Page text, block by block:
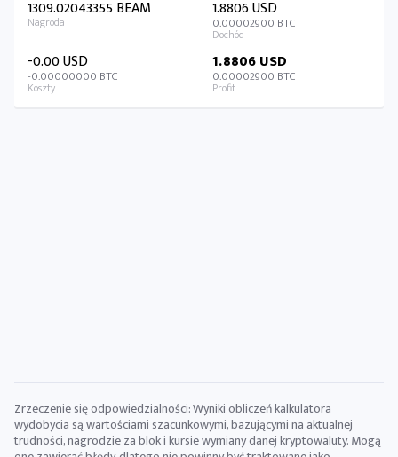
1309.02043355 BEAM
1.8806 USD
0.00002900 BTC
-0.00 USD
-0.00000000 BTC
1.8806 USD
0.00002900 BTC
Zrzeczenie się odpowiedzialności: Wyniki obliczeń kalkulatora
wydobycia są wartościami szacunkowymi, bazującymi na aktualnej
trudności, nagrodzie za blok i kursie wymiany danej kryptowaluty. Mogą